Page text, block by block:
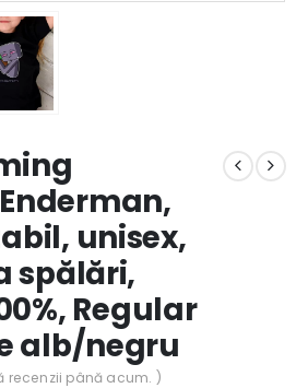
unisex,
spălări,
Regular
alb/negru
recenzii până acum. )